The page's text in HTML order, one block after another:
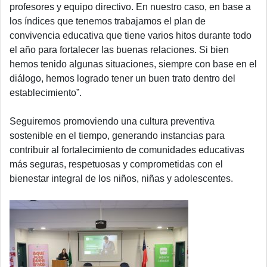
profesores y equipo directivo. En nuestro caso, en base a
los índices que tenemos trabajamos el plan de
convivencia educativa que tiene varios hitos durante todo
el año para fortalecer las buenas relaciones. Si bien
hemos tenido algunas situaciones, siempre con base en el
diálogo, hemos logrado tener un buen trato dentro del
establecimiento”.
Seguiremos promoviendo una cultura preventiva
sostenible en el tiempo, generando instancias para
contribuir al fortalecimiento de comunidades educativas
más seguras, respetuosas y comprometidas con el
bienestar integral de los niños, niñas y adolescentes.